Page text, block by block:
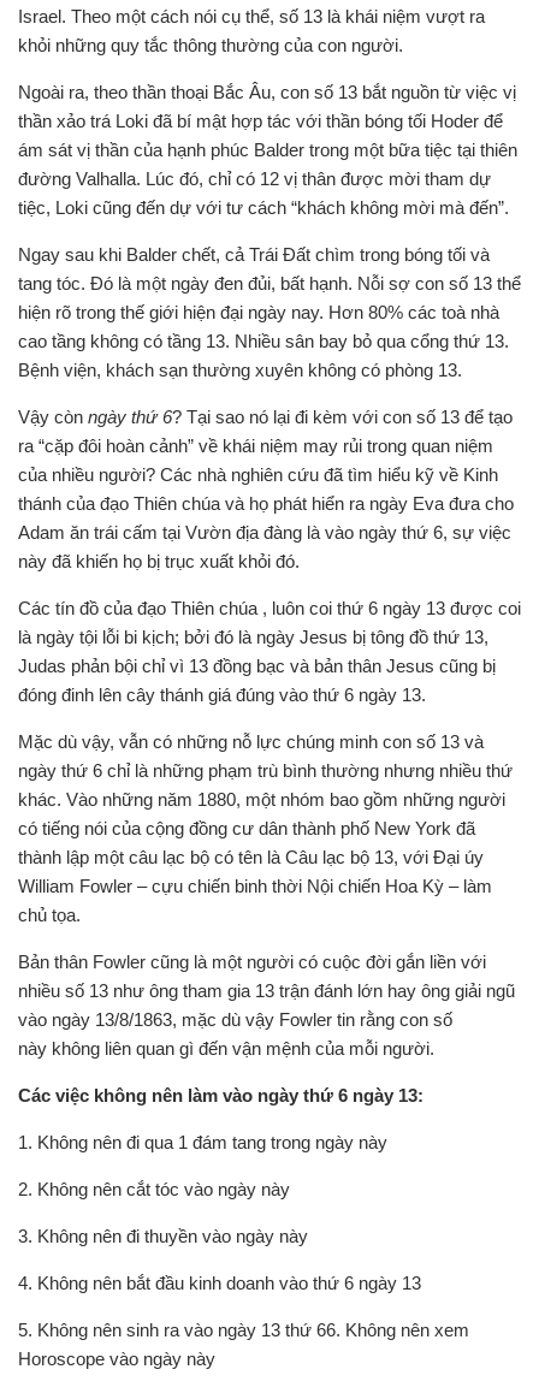
Israel. Theo một cách nói cụ thể, số 13 là khái niệm vượt ra
khỏi những quy tắc thông thường của con người.
Ngoài ra, theo thần thoại Bắc Âu, con số 13 bắt nguồn từ việc vị
thần xảo trá Loki đã bí mật hợp tác với thần bóng tối Hoder để
ám sát vị thần của hạnh phúc Balder trong một bữa tiệc tại thiên
đường Valhalla. Lúc đó, chỉ có 12 vị thân được mời tham dự
tiệc, Loki cũng đến dự với tư cách “khách không mời mà đến”.
Ngay sau khi Balder chết, cả Trái Đất chìm trong bóng tối và
tang tóc. Đó là một ngày đen đủi, bất hạnh. Nỗi sợ con số 13 thể
hiện rõ trong thế giới hiện đại ngày nay. Hơn 80% các toà nhà
cao tầng không có tầng 13. Nhiều sân bay bỏ qua cổng thứ 13.
Bệnh viện, khách sạn thường xuyên không có phòng 13.
Vậy còn ngày thứ 6? Tại sao nó lại đi kèm với con số 13 để tạo
ra “cặp đôi hoàn cảnh” về khái niệm may rủi trong quan niệm
của nhiều người? Các nhà nghiên cứu đã tìm hiểu kỹ về Kinh
thánh của đạo Thiên chúa và họ phát hiển ra ngày Eva đưa cho
Adam ăn trái cấm tại Vườn địa đàng là vào ngày thứ 6, sự việc
này đã khiến họ bị trục xuất khỏi đó.
Các tín đồ của đạo Thiên chúa , luôn coi thứ 6 ngày 13 được coi
là ngày tội lỗi bi kịch; bởi đó là ngày Jesus bị tông đồ thứ 13,
Judas phản bội chỉ vì 13 đồng bạc và bản thân Jesus cũng bị
đóng đinh lên cây thánh giá đúng vào thứ 6 ngày 13.
Mặc dù vậy, vẫn có những nỗ lực chúng minh con số 13 và
ngày thứ 6 chỉ là những phạm trù bình thường nhưng nhiều thứ
khác. Vào những năm 1880, một nhóm bao gồm những người
có tiếng nói của cộng đồng cư dân thành phố New York đã
thành lập một câu lạc bộ có tên là Câu lạc bộ 13, với Đại úy
William Fowler – cựu chiến binh thời Nội chiến Hoa Kỳ – làm
chủ tọa.
Bản thân Fowler cũng là một người có cuộc đời gắn liền với
nhiều số 13 như ông tham gia 13 trận đánh lớn hay ông giải ngũ
vào ngày 13/8/1863, mặc dù vậy Fowler tin rằng con số
này không liên quan gì đến vận mệnh của mỗi người.
Các việc không nên làm vào ngày thứ 6 ngày 13:
1. Không nên đi qua 1 đám tang trong ngày này
2. Không nên cắt tóc vào ngày này
3. Không nên đi thuyền vào ngày này
4. Không nên bắt đầu kinh doanh vào thứ 6 ngày 13
5. Không nên sinh ra vào ngày 13 thứ 66. Không nên xem
Horoscope vào ngày này